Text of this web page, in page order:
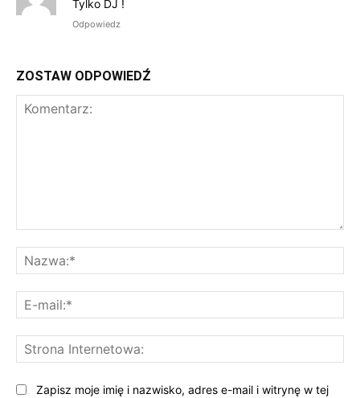
Tylko DJ !
Odpowiedz
ZOSTAW ODPOWIEDŹ
Zapisz moje imię i nazwisko, adres e-mail i witrynę w tej